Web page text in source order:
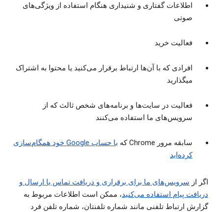
اطلاعات گفتاری و شنیداری هنگام استفاده از ویژگی‌های
صوتی
فعالیت خرید
افرادی که با آن‌ها ارتباط برقرار می‌کنید یا محتوا به اشتراک
میگذارید
فعالیت در سایت‌ها و برنامه‌های شخص ثالث که از
سرویس‌های ما استفاده می‌کنند
سابقه مرور Chrome که
با حساب Google خود همگام‌سازی
کرده‌اید
اگر از سرویس‌های ما برای برقراری و دریافت تماس یا ارسال و
دریافت پیام استفاده می‌کنید، ممکن است اطلاعات مربوط به
گزارش ارتباط تلفنی مانند شماره تلفنتان، شماره تلفن فرد